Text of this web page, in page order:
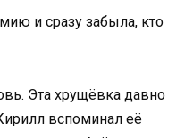
и сразу забыла, кто
Эта хрущёвка давно
вспоминал её